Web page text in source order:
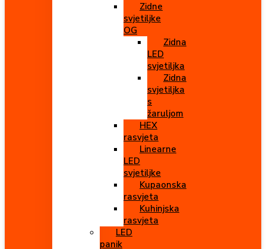
Zidne
svjetiljke
OG
Zidna
LED
svjetiljka
Zidna
svjetiljka
s
žaruljom
HEX
rasvjeta
Linearne
LED
svjetiljke
Kupaonska
rasvjeta
Kuhinjska
rasvjeta
LED
panik